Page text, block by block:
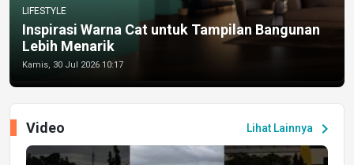
LIFESTYLE
Inspirasi Warna Cat untuk Tampilan Bangunan
Lebih Menarik
Kamis, 30 Jul 2026 10:17
Lihat Lainnya chevron_right
Video